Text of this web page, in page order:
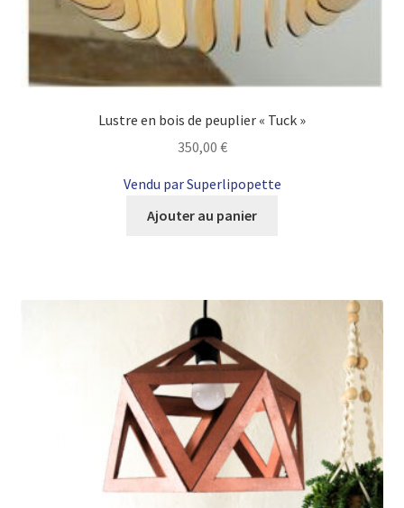
Lustre en bois de peuplier « Tuck »
350,00 €
Vendu par Superlipopette
Ajouter au panier